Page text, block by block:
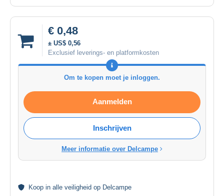
€ 0,48
± US$ 0,56
Exclusief leverings- en platformkosten
Om te kopen moet je inloggen.
Aanmelden
Inschrijven
Meer informatie over Delcampe
Koop in alle veiligheid op Delcampe